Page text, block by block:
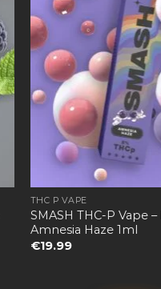
THC P VAPE
SMASH THC-P Vape
Amnesia Haze 1ml
€19.99